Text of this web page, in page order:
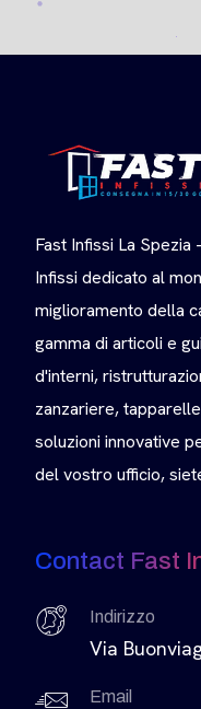
Fast Infissi La
Infissi dedicato al
miglioramento della
gamma di articoli e
d'interni,
zanzariere,
soluzioni innovative
del vostro ufficio,
Contact Fast
Indirizzo
Via
Email